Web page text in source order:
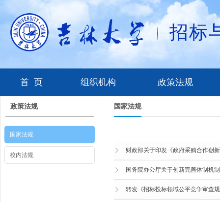
招标
首 页 组织机构 政策法规
政策法规
国家法规
校内法规
国家法规
财政部关于印发《政府采购合作创
国务院办公厅关于创新完善体制机
转发《招标投标领域公平竞争审查